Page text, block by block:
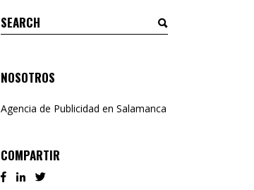
Search
for:
NOSOTROS
Agencia de Publicidad en Salamanca
COMPARTIR